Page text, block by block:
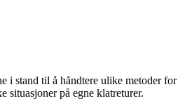
i stand til å håndtere ulike metoder for
situasjoner på egne klatreturer.